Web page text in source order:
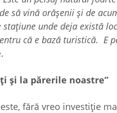
să vină orășenii și de
unde deja există
că e bază turistică. E
și la părerile noastre”
fără vreo investiție